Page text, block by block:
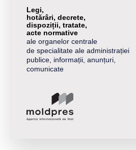
Legi,
hotărâri, decrete,
dispoziții, tratate,
acte normative
ale organelor centrale
de specialitate ale administrației
publice, informații, anunțuri,
comunicate